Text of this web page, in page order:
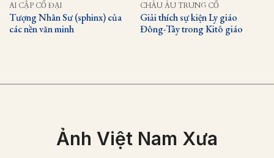
AI CẬP CỔ ĐẠI
Tượng Nhân Sư (sphinx) của
các nền văn minh
CHÂU ÂU TRUNG CỔ
Giải thích sự kiện Ly giáo
Đông-Tây trong Kitô giáo
Ảnh Việt Nam Xưa